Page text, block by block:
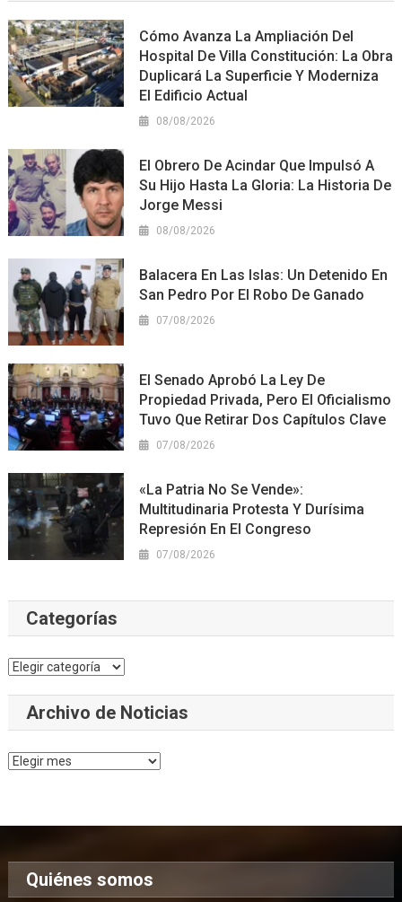
Cómo Avanza La Ampliación Del
Hospital De Villa Constitución: La Obra
Duplicará La Superficie Y Moderniza
El Edificio Actual
08/08/2026
El Obrero De Acindar Que Impulsó A
Su Hijo Hasta La Gloria: La Historia De
Jorge Messi
08/08/2026
Balacera En Las Islas: Un Detenido En
San Pedro Por El Robo De Ganado
07/08/2026
El Senado Aprobó La Ley De
Propiedad Privada, Pero El Oficialismo
Tuvo Que Retirar Dos Capítulos Clave
07/08/2026
«La Patria No Se Vende»:
Multitudinaria Protesta Y Durísima
Represión En El Congreso
07/08/2026
Categorías
Categorías
Archivo de Noticias
Archivo
Quiénes somos